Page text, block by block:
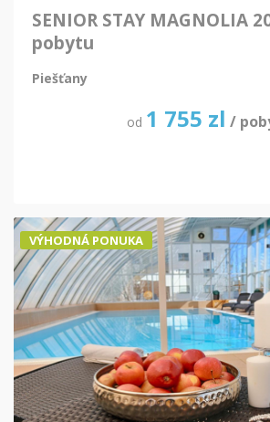
SENIOR STAY MAGNOLIA
pobytu
Piešťany
od 1 755 zl /
VÝHODNÁ PONUKA